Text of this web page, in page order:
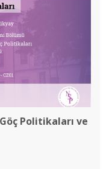
Politikaları ve